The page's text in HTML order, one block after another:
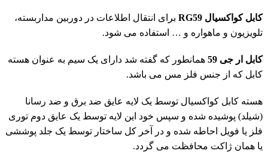
کابل کواکسیال RG59
برای انتقال اطلاعات در دوربین مداربسته،
تلویزیون و ماهواره و … استفاده می شود.
کابل ار جی 59
همانطور که گفته شد دارای یک سیم به عنوان هسته
کابل که از جنس فلز مس می باشد.
هسته کابل کواکسیال توسط یک لایه عایق ضد برق و ضد رسانا
(شیلد) پوشیده شده و سپس خود این لایه توسط یک عایق دوم توری
فلز یا فویل احاطه شده و در آخر کل ساختار توسط یک جلد پوششی
یا همان ژاکت محافظت می گردد.